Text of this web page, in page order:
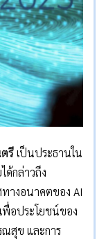
รีเป็นประธานใน
ด้กล่าวถึง
างอนาคตของ AI
พื่อประโยชน์ของ
ณสุข และการ